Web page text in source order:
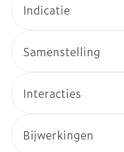
Indicatie
Samenstelling
Interacties
Bijwerkingen